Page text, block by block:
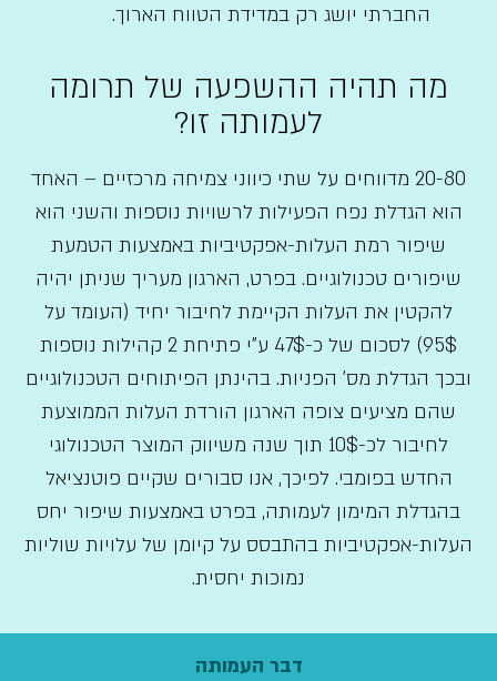
החברתי יושג רק במדידת הטווח הארוך.
מה תהיה ההשפעה של תרומה
לעמותה זו?
20-80 מדווחים על שתי כיווני צמיחה מרכזיים – האחד
הוא הגדלת נפח הפעילות לרשויות נוספות והשני הוא
שיפור רמת העלות-אפקטיביות באמצעות הטמעת
שיפורים טכנולוגיים. בפרט, הארגון מעריך שניתן יהיה
להקטין את העלות הקיימת לחיבור יחיד (העומד על
95$) לסכום של כ-47$ ע"י פתיחת 2 קהילות נוספות
ובכך הגדלת מס' הפניות. בהינתן הפיתוחים הטכנולוגיים
שהם מציעים צופה הארגון הורדת העלות הממוצעת
לחיבור לכ-10$ תוך שנה משיווק המוצר הטכנולוגי
החדש בפומבי. לפיכך, אנו סבורים שקיים פוטנציאל
בהגדלת המימון לעמותה, בפרט באמצעות שיפור יחס
העלות-אפקטיביות בהתבסס על קיומן של עלויות שוליות
נמוכות יחסית.
דבר העמותה